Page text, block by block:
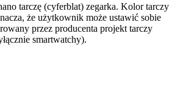
tarczę (cyferblat) zegarka. Kolor tarczy
że użytkownik może ustawić sobie
przez producenta projekt tarczy
smartwatchy).